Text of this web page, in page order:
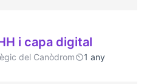
i capa digital
del Canòdrom
1 any